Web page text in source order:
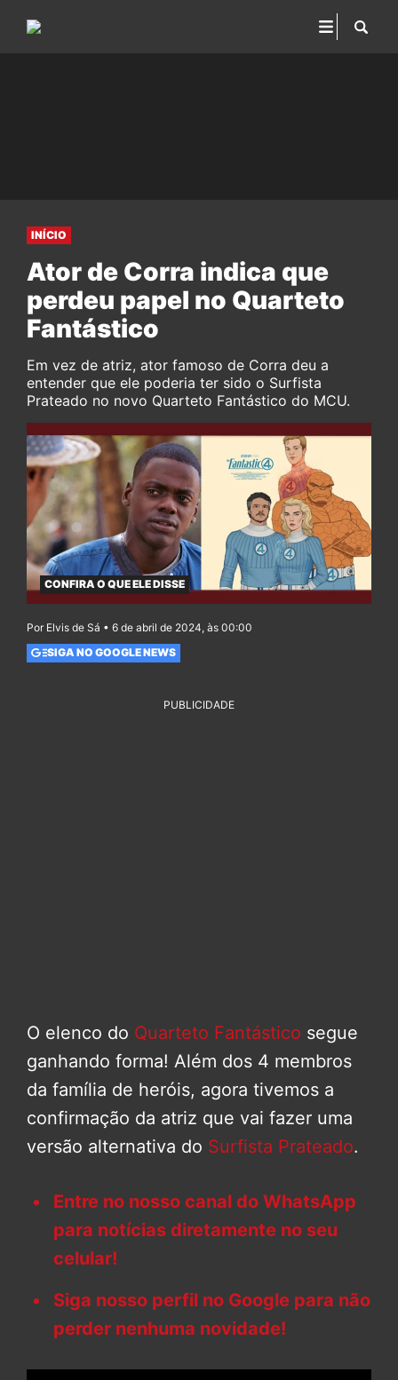
INÍCIO
Ator de Corra indica que
perdeu papel no Quarteto
Fantástico
Em vez de atriz, ator famoso de Corra deu a
entender que ele poderia ter sido o Surfista
Prateado no novo Quarteto Fantástico do MCU.
CONFIRA O QUE ELE DISSE
Por Elvis de Sá • 6 de abril de 2024, às 00:00
SIGA NO GOOGLE NEWS
PUBLICIDADE
O elenco do Quarteto Fantástico segue
ganhando forma! Além dos 4 membros
da família de heróis, agora tivemos a
confirmação da atriz que vai fazer uma
versão alternativa do Surfista Prateado.
Entre no nosso canal do WhatsApp
para notícias diretamente no seu
celular!
Siga nosso perfil no Google para não
perder nenhuma novidade!